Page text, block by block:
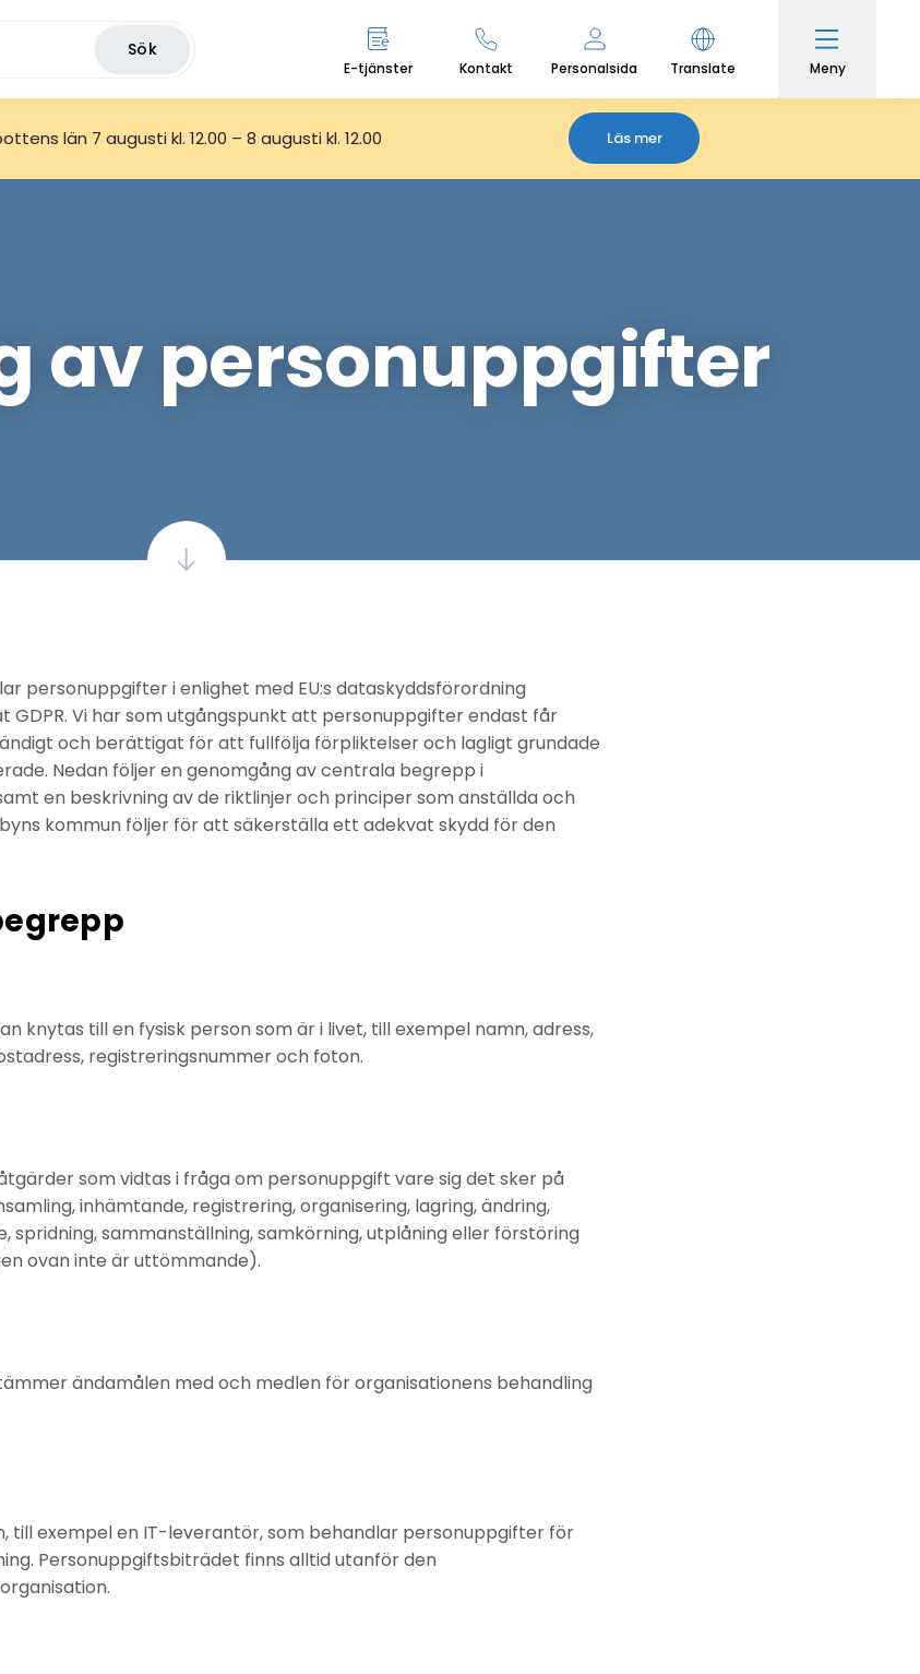
Sök
E-tjänster Kontakt Personalsida Translate Meny
län 7 augusti kl. 12.00 – 8 augusti kl. 12.00 Läs mer
av personuppgifter
personuppgifter i enlighet med EU:s dataskyddsförordning
GDPR. Vi har som utgångspunkt att personuppgifter endast får
och berättigat för att fullfölja förpliktelser och lagligt grundade
Nedan följer en genomgång av centrala begrepp i
en beskrivning av de riktlinjer och principer som anställda och
kommun följer för att säkerställa ett adekvat skydd för den
knytas till en fysisk person som är i livet, till exempel namn, adress,
registreringsnummer och foton.
som vidtas i fråga om personuppgift vare sig det sker på
inhämtande, registrering, organisering, lagring, ändring,
spridning, sammanställning, samkörning, utplåning eller förstöring
ovan inte är uttömmande).
ändamålen med och medlen för organisationens behandling
till exempel en IT-leverantör, som behandlar personuppgifter för
Personuppgiftsbiträdet finns alltid utanför den